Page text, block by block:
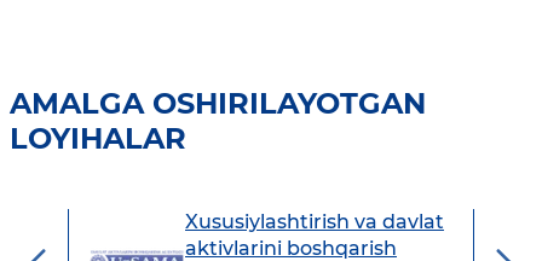
AMALGA OSHIRILAYOTGAN
LOYIHALAR
Xususiylashtirish va davlat
aktivlarini boshqarish